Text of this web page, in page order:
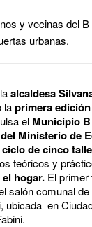
y vecinas del
urbanas.
alcaldesa
laprimera
el Municipio B
Ministerio de
ciclo de cinco
teóricos y
hogar. El primer
salón comunal
ubicada en